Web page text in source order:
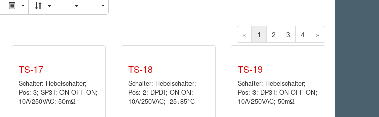
« 1 2 3 4 »
TS-17
Schalter: Hebelschalter;
Pos: 3; SP3T; ON-OFF-ON;
10A/250VAC; 50mΩ
TS-18
Schalter: Hebelschalter;
Pos: 2; DPDT; ON-ON;
10A/250VAC; -25÷85°C
TS-19
Schalter: Hebelschalter;
Pos: 3; DP3T; ON-OFF-ON;
10A/250VAC; 50mΩ